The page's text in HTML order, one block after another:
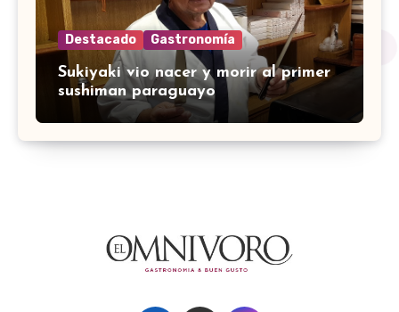
Destacado Gastronomía
Sukiyaki vio nacer y morir al primer
sushiman paraguayo